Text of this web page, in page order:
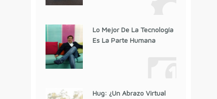
Lo Mejor De La Tecnología
Es La Parte Humana
Hug: ¿Un Abrazo Virtual